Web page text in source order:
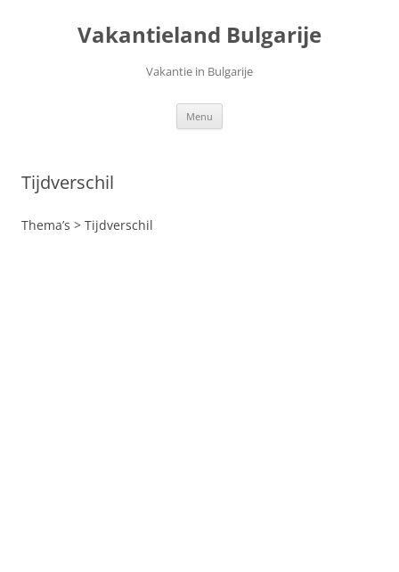
Vakantieland Bulgarije
Vakantie in Bulgarije
Menu
Tijdverschil
Thema’s > Tijdverschil